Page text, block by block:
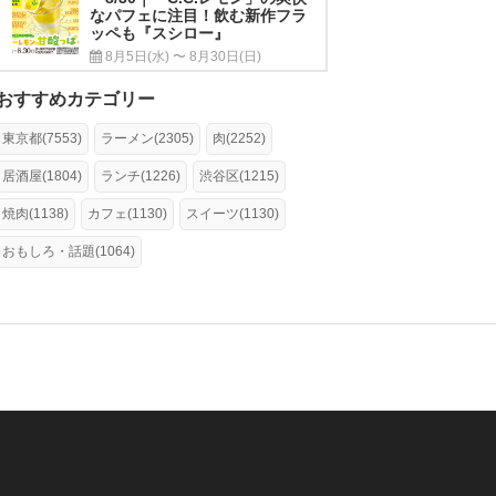
なパフェに注目！飲む新作フラ
ッペも『スシロー』
8月5日(水) 〜 8月30日(日)
すすめカテゴリー
東京都(7553) ラーメン(2305) 肉(2252)
居酒屋(1804) ランチ(1226) 渋谷区(1215)
焼肉(1138) カフェ(1130) スイーツ(1130)
おもしろ・話題(1064)